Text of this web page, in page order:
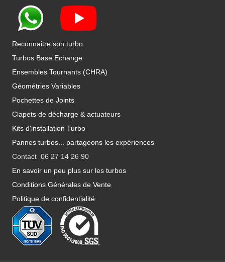
Reconnaitre son turbo
Turbos Base Echange
Ensembles Tournants (CHRA)
Géométries Variables
Pochettes de Joints
Clapets de décharge & actuateurs
Kits d'installation Turbo
Pannes turbos... partageons les expériences
Contact 06 27 14 26 90
En savoir un peu plus sur les turbos
Conditions Générales de Vente
Politique de confidentialité